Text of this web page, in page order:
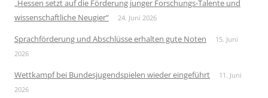
„Hessen setzt auf die Förderung junger Forschungs-Talente und
wissenschaftliche Neugier“
24. Juni 2026
Sprachförderung und Abschlüsse erhalten gute Noten
15. Juni
2026
Wettkampf bei Bundesjugendspielen wieder eingeführt
11. Juni
2026